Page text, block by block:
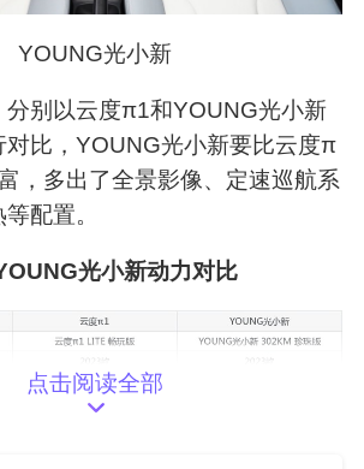
YOUNG光小新
分别以云度π1和YOUNG光小新
对比，YOUNG光小新要比云度π
，多出了全景影像、定速巡航系
配置。
光小新动力对比
点击阅读全部